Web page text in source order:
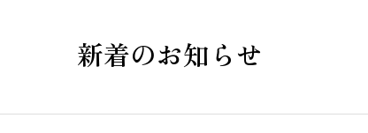
新着のお知らせ